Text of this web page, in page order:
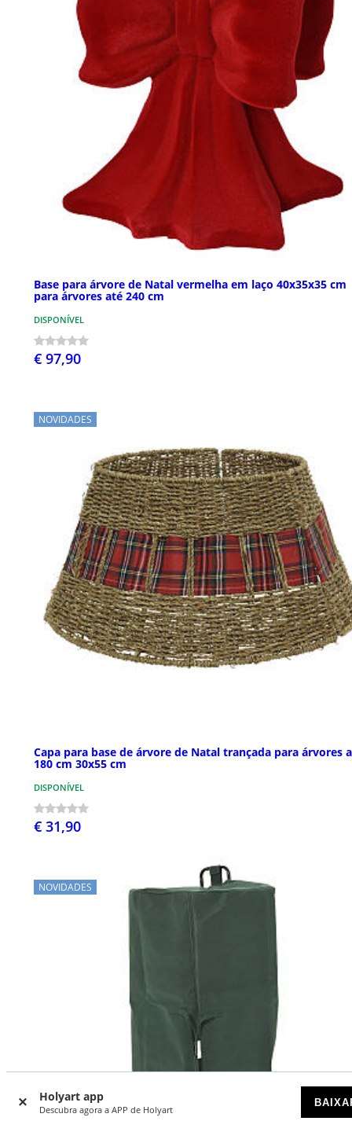
Holyart app
Descubra agora a APP de Holyart
Base para árvore de Natal vermelha em laço 40x35x35 cm
para árvores até 240 cm
DISPONÍVEL
€ 97,90
NOVIDADES
Capa para base de árvore de Natal trançada para árvores
180 cm 30x55 cm
DISPONÍVEL
€ 31,90
NOVIDADES